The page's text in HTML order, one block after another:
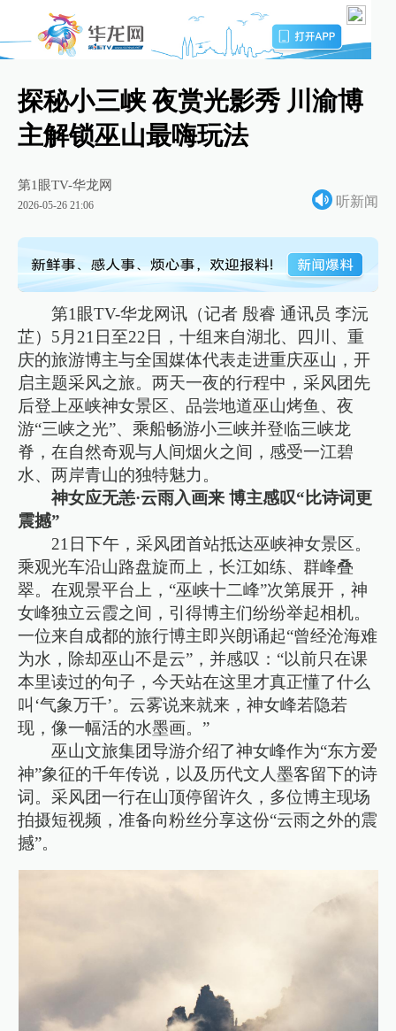
探秘小三峡 夜赏光影秀 川渝博
主解锁巫山最嗨玩法
第1眼TV-华龙网
2026-05-26 21:06 听新闻
第1眼TV-华龙网讯（记者 殷睿 通讯员 李沅
芷）5月21日至22日，十组来自湖北、四川、重
庆的旅游博主与全国媒体代表走进重庆巫山，开
启主题采风之旅。两天一夜的行程中，采风团先
后登上巫峡神女景区、品尝地道巫山烤鱼、夜
游“三峡之光”、乘船畅游小三峡并登临三峡龙
脊，在自然奇观与人间烟火之间，感受一江碧
水、两岸青山的独特魅力。
神女应无恙·云雨入画来 博主感叹“比诗词更
震撼”
21日下午，采风团首站抵达巫峡神女景区。
乘观光车沿山路盘旋而上，长江如练、群峰叠
翠。在观景平台上，“巫峡十二峰”次第展开，神
女峰独立云霞之间，引得博主们纷纷举起相机。
一位来自成都的旅行博主即兴朗诵起“曾经沧海难
为水，除却巫山不是云”，并感叹：“以前只在课
本里读过的句子，今天站在这里才真正懂了什么
叫‘气象万千’。云雾说来就来，神女峰若隐若
现，像一幅活的水墨画。”
巫山文旅集团导游介绍了神女峰作为“东方爱
神”象征的千年传说，以及历代文人墨客留下的诗
词。采风团一行在山顶停留许久，多位博主现场
拍摄短视频，准备向粉丝分享这份“云雨之外的震
撼”。